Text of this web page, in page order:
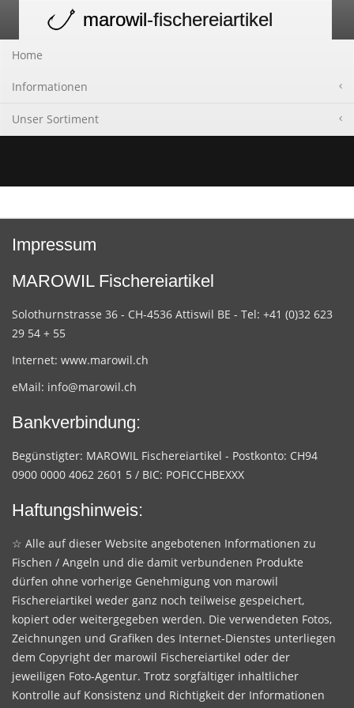
navigation
marowil-fischereiartikel
Home
Informationen
Unser Sortiment
Impressum
MAROWIL Fischereiartikel
Solothurnstrasse 36 - CH-4536 Attiswil BE - Tel: +41 (0)32 623
29 54 + 55
Internet: www.marowil.ch
eMail: info@marowil.ch
Bankverbindung:
Begünstigter: MAROWIL Fischereiartikel - Postkonto: CH94
0900 0000 4062 2601 5 / BIC: POFICCHBEXXX
Haftungshinweis:
☆ Alle auf dieser Website angebotenen Informationen zu
Fischen / Angeln und die damit verbundenen Produkte
dürfen ohne vorherige Genehmigung von marowil
Fischereiartikel weder ganz noch teilweise gespeichert,
kopiert oder weitergegeben werden. Die verwendeten Fotos,
Zeichnungen und Grafiken des Internet-Dienstes unterliegen
dem Copyright der marowil Fischereiartikel oder der
jeweiligen Foto-Agentur. Trotz sorgfältiger inhaltlicher
Kontrolle auf Konsistenz und Richtigkeit der Informationen